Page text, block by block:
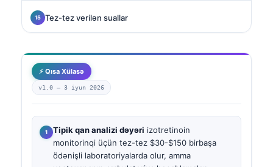
Tez-tez verilən suallar
⚡ Qısa Xülasə
v1.0 — 3 iyun 2026
Tipik qan analizi dəyəri izotretinoin
monitorinqi üçün tez-tez $30-$150 birbaşa
ödənişli laboratoriyalarda olur, amma